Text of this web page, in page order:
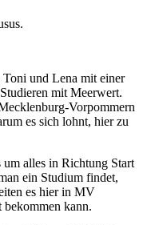
Toni und Lena mit einer
mit Meerwert.
Vorpommern
es sich lohnt, hier zu
alles in Richtung Start
ein Studium findet,
es hier in MV
kann.